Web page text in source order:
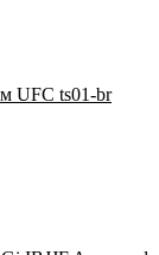
UFC ts01-br